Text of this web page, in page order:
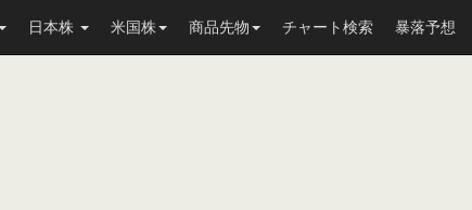
日本株 米国株 商品先物 チャート検索 暴落予想